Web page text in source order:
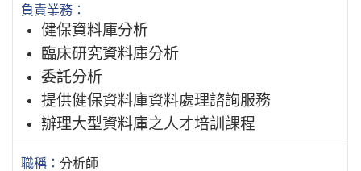
健保資料庫分析
臨床研究資料庫分析
委託分析
提供健保資料庫資料處理諮詢服務
辦理大型資料庫之人才培訓課程
分析師